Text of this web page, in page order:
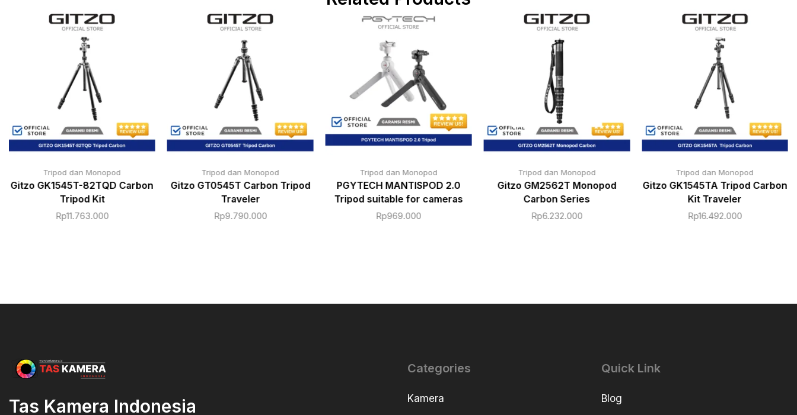
Tripod dan Monopod
Gitzo GK1545T-82TQD Carbon
Tripod Kit
Rp11.763.000
Tripod dan Monopod
Gitzo GT0545T Carbon Tripod
Traveler
Rp9.790.000
Tripod dan Monopod
PGYTECH MANTISPOD 2.0
Tripod suitable for cameras
Rp969.000
Tripod dan Monopod
Gitzo GM2562T Monopod
Carbon Series
Rp6.232.000
Tripod dan Monopod
Gitzo GK1545TA Tripod Carbon
Kit Traveler
Rp16.492.000
Tas Kamera Indonesia
Categories
Kamera
Quick Link
Blog